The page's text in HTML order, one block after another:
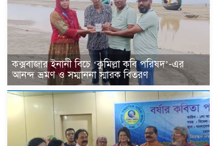
কক্সবাজার ইনানী বিচে ‘কুমিল্লা কবি পরিষদ’-এর
আনন্দ ভ্রমণ ও সম্মাননা স্মারক বিতরণ